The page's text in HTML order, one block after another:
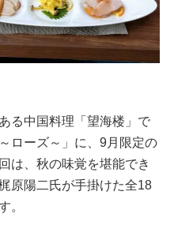
る中国料理「望海楼」で
ローズ～」に、9月限定の
は、秋の味覚を堪能でき
原陽二氏が手掛けた全18
。